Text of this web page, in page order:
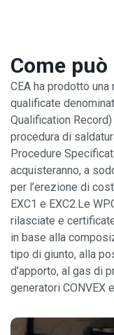
Come
CEA ha prodotto
qualificate
Qualification
procedura di
Procedure
acquisteranno, a
per l’erezione di
EXC1 e EXC2.Le
rilasciate e
in base alla
tipo di giunto, alla
d’apporto, al gas di
generatori CONVEX